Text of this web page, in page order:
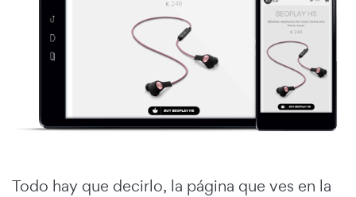
Todo hay que decirlo, la página que ves en la